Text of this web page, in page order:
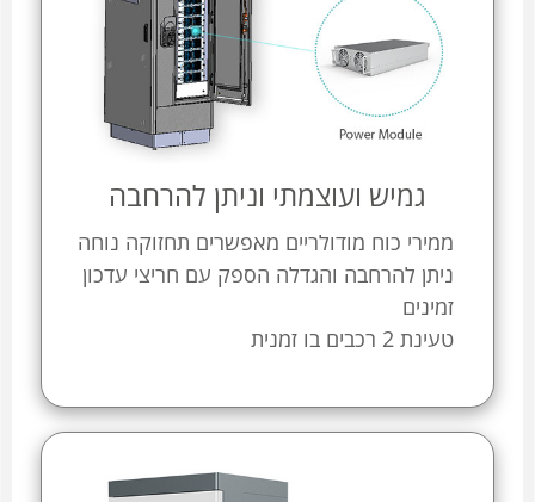
גמיש ועוצמתי וניתן להרחבה
ממירי כוח מודולריים מאפשרים תחזוקה נוחה
ניתן להרחבה והגדלה הספק עם חריצי עדכון
זמינים
טעינת 2 רכבים בו זמנית